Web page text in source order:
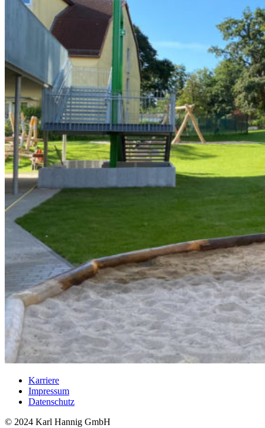
Karriere
Impressum
Datenschutz
© 2024 Karl Hannig GmbH